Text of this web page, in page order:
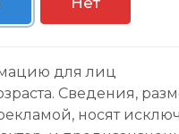
для лиц
Сведения,
носят